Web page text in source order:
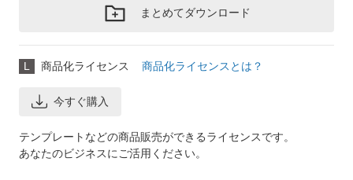
まとめてダウンロード
L 商品化ライセンス 商品化ライセンスとは？
今すぐ購入
テンプレートなどの商品販売ができるライセンスです。
あなたのビジネスにご活用ください。